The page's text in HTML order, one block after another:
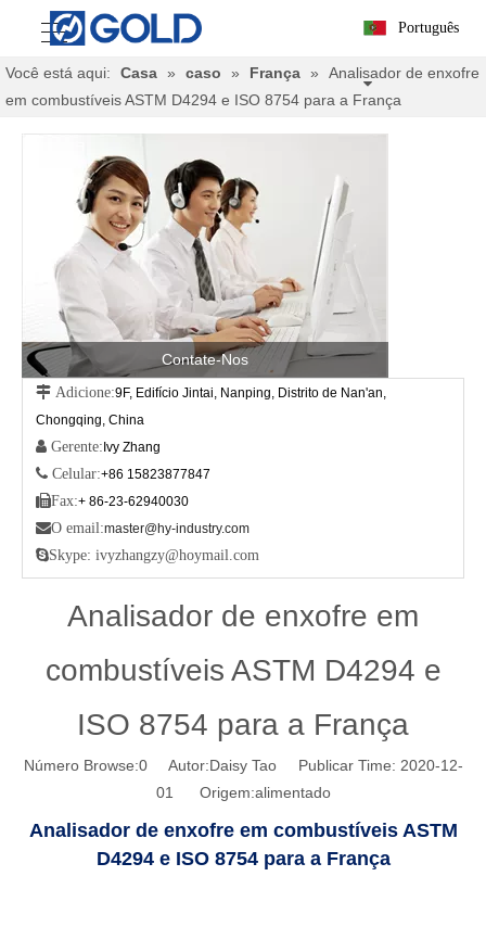
Português
Você está aqui: Casa » caso » França »
Analisador de enxofre
em combustíveis ASTM D4294 e ISO 8754 para a França
Contate-Nos
 Adicione:9F, Edifício Jintai, Nanping, Distrito de Nan'an,
Chongqing, China
 Gerente: Ivy Zhang
 Celular:+86 15823877847
Fax:+ 86-23-62940030
O email:master@hy-industry.com
Skype: ivyzhangzy@hoymail.com
Analisador de enxofre em
combustíveis ASTM D4294 e
ISO 8754 para a França
Número Browse:0Autor:Daisy Tao Publicar Time: 2020-12-
01 Origem:alimentado
Analisador de enxofre em combustíveis ASTM
D4294 e ISO 8754 para a França